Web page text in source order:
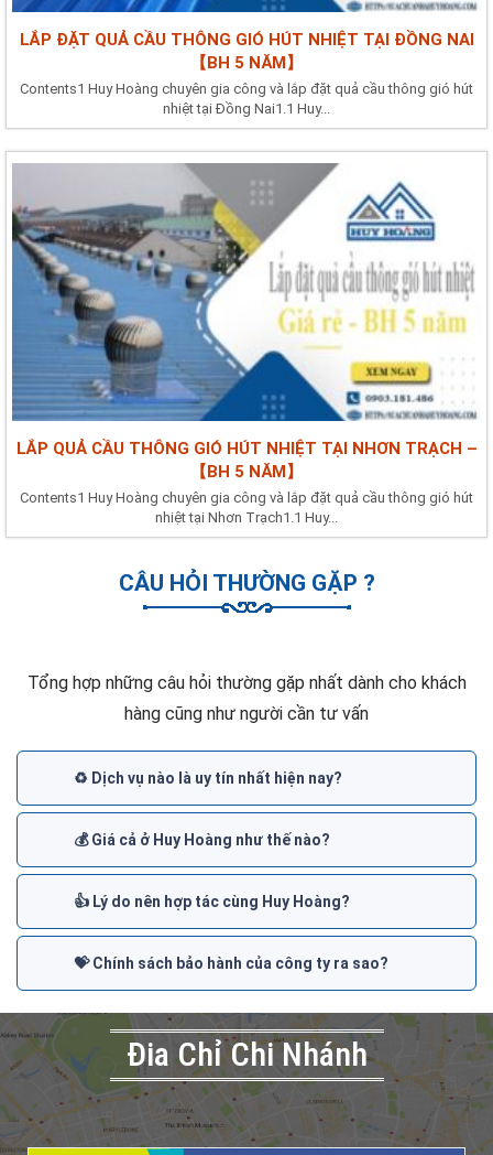
LẮP ĐẶT QUẢ CẦU THÔNG GIÓ HÚT NHIỆT TẠI ĐỒNG NAI
【BH 5 NĂM】
Contents1 Huy Hoàng chuyên gia công và lắp đặt quả cầu thông gió hút
nhiệt tại Đồng Nai1.1 Huy...
LẮP QUẢ CẦU THÔNG GIÓ HÚT NHIỆT TẠI NHƠN TRẠCH –
【BH 5 NĂM】
Contents1 Huy Hoàng chuyên gia công và lắp đặt quả cầu thông gió hút
nhiệt tại Nhơn Trạch1.1 Huy...
CÂU HỎI THƯỜNG GẶP ?
Tổng hợp những câu hỏi thường gặp nhất dành cho khách
hàng cũng như người cần tư vấn
♻️ Dịch vụ nào là uy tín nhất hiện nay?
💰 Giá cả ở Huy Hoàng như thế nào?
👍 Lý do nên hợp tác cùng Huy Hoàng?
💝 Chính sách bảo hành của công ty ra sao?
Đia Chỉ Chi Nhánh